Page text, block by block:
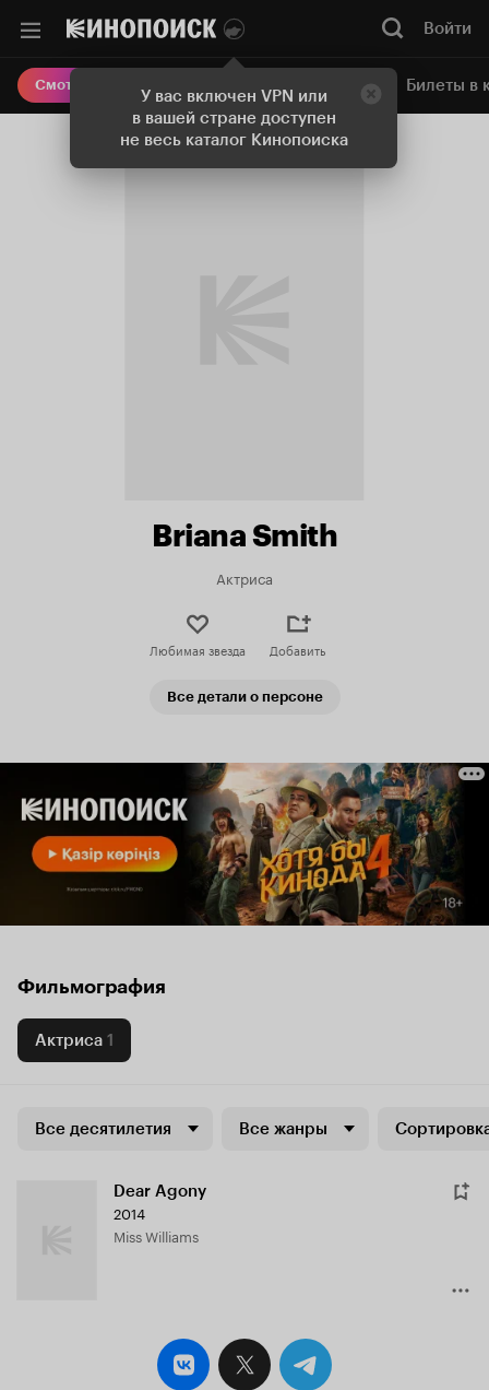
У вас включен VPN или
в вашей стране доступен
не весь каталог Кинопоиска
Войти
Смотреть кино Онлайн-кинотеатр Билеты в
Briana Smith
Актриса
Любимая звезда Добавить
Все детали о персоне
Фильмография
Актриса 1
Все десятилетия Все жанры
Dear Agony
2014
Miss Williams